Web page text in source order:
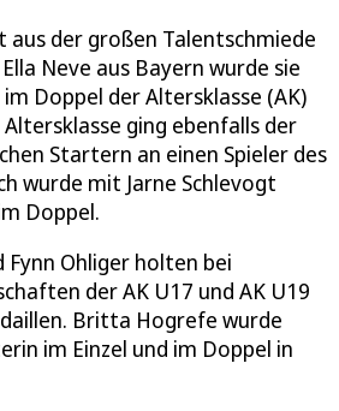
aus der großen Talentschmiede
Neve aus Bayern wurde sie
Doppel der Altersklasse (AK)
ging ebenfalls der
Startern an einen Spieler des
wurde mit Jarne Schlevogt
Doppel.
Fynn Ohliger holten bei
der AK U17 und AK U19
Britta Hogrefe wurde
im Einzel und im Doppel in